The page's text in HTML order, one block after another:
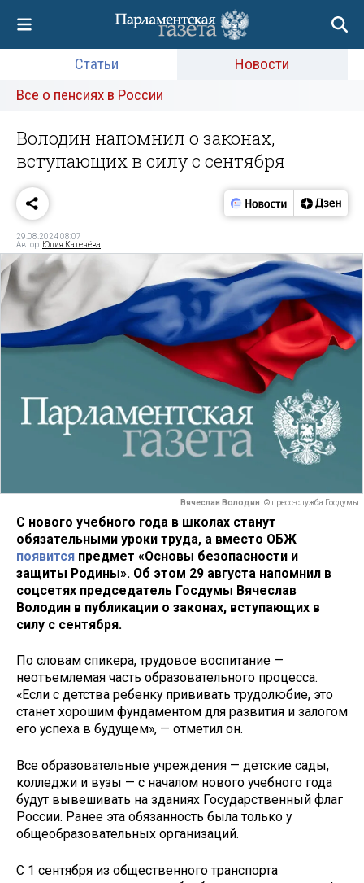
Статьи
Новости
Все о пенсиях в России
Володин напомнил о законах,
вступающих в силу с сентября
29.08.2024 08:07
Автор: Юлия Катенёва
Вячеслав Володин © пресс-служба Госдумы
С нового учебного года в школах станут
обязательными уроки труда, а вместо ОБЖ
появится предмет «Основы безопасности и
защиты Родины». Об этом 29 августа напомнил в
соцсетях председатель Госдумы Вячеслав
Володин в публикации о законах, вступающих в
силу с сентября.
По словам спикера, трудовое воспитание —
неотъемлемая часть образовательного процесса.
«Если с детства ребенку прививать трудолюбие, это
станет хорошим фундаментом для развития и залогом
его успеха в будущем», — отметил он.
Все образовательные учреждения — детские сады,
колледжи и вузы — с началом нового учебного года
будут вывешивать на зданиях Государственный флаг
России. Ранее эта обязанность была только у
общеобразовательных организаций.
С 1 сентября из общественного транспорта